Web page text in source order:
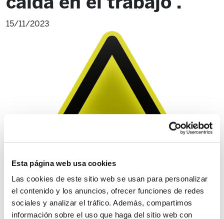
Esta página web usa cookies
Las cookies de este sitio web se usan para personalizar
el contenido y los anuncios, ofrecer funciones de redes
sociales y analizar el tráfico. Además, compartimos
información sobre el uso que haga del sitio web con
15/11/2023